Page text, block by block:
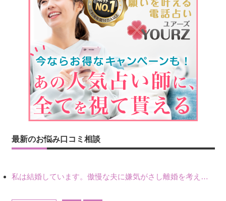
最新のお悩み口コミ相談
私は結婚しています。傲慢な夫に嫌気がさし離婚を考えていたときに、彼と出会いました。彼には恋人がいましたが、話をするうちに、夫とのことを相談するようにな